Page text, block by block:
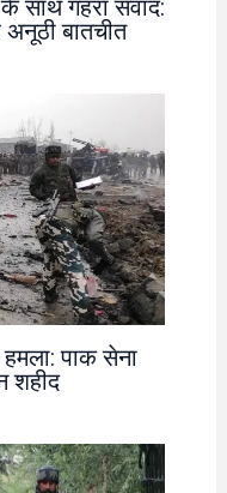
साथ गहरा संवाद:
बातचीत
पाक सेना
शहीद